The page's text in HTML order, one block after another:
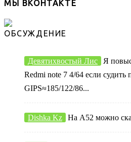
МЫ ВКОНТАКТЕ
ОБСУЖДЕНИЕ
Девятихвостый Лис
Я
Redmi note 7 4/64 если судить
GIPS≈185/122/86...
Dishka Kz На А52 можно